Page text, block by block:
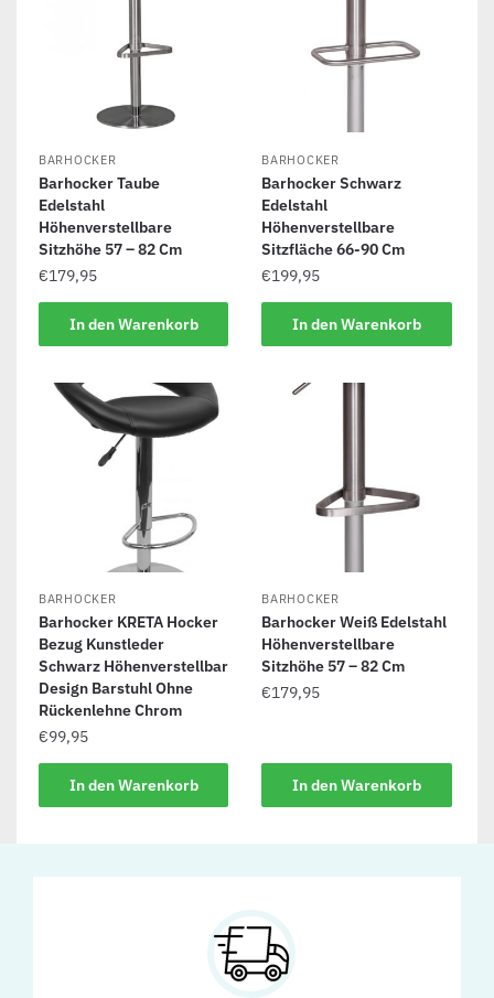
BARHOCKER
Barhocker Taube
Edelstahl
Höhenverstellbare
Sitzhöhe 57 – 82 Cm
€179,95
In den Warenkorb
BARHOCKER
Barhocker Schwarz
Edelstahl
Höhenverstellbare
Sitzfläche 66-90 Cm
€199,95
In den Warenkorb
BARHOCKER
Barhocker KRETA Hocker
Bezug Kunstleder
Schwarz Höhenverstellbar
Design Barstuhl Ohne
Rückenlehne Chrom
€99,95
In den Warenkorb
BARHOCKER
Barhocker Weiß Edelstahl
Höhenverstellbare
Sitzhöhe 57 – 82 Cm
€179,95
In den Warenkorb